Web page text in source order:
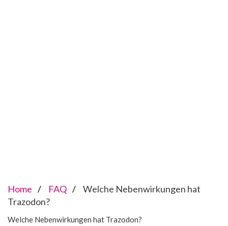
Home FAQ
Welche Nebenwirkungen hat
Trazodon?
Welche Nebenwirkungen hat Trazodon?